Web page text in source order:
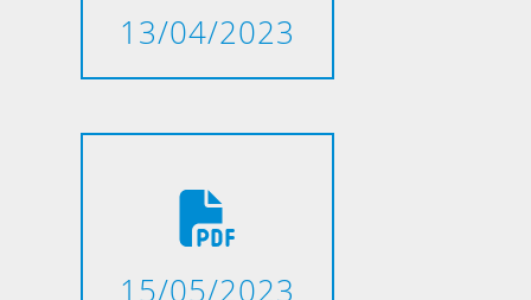
13/04/2023
15/05/2023